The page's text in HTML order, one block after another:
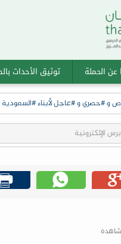
عن الحملة توثيق الأحداث
و #حصري و #عاجل لأبناء #السعودية
الإلكترونية